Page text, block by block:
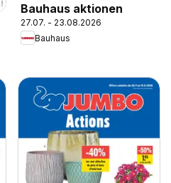
Bauhaus aktionen
27.07. - 23.08.2026
Bauhaus